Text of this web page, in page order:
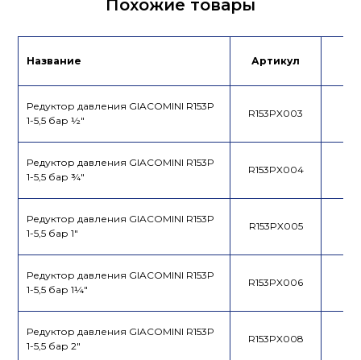
Декларация
Инструкция
Похожие товары
Название Артикул
Редуктор давления GIACOMINI R153P
1-5,5 бар ½"
R153PX003
Редуктор давления GIACOMINI R153P
1-5,5 бар ¾"
R153PX004
Редуктор давления GIACOMINI R153P
1-5,5 бар 1"
R153PX005
Редуктор давления GIACOMINI R153P
1-5,5 бар 1¼"
R153PX006
Редуктор давления GIACOMINI R153P
1-5,5 бар 2"
R153PX008